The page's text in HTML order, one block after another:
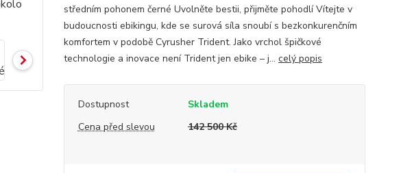
středním pohonem černé Uvolněte bestii, přijměte pohodlí Vítejte v
budoucnosti ebikingu, kde se surová síla snoubí s bezkonkurenčním
komfortem v podobě Cyrusher Trident. Jako vrchol špičkové
technologie a inovace není Trident jen ebike – j... celý popis
Dostupnost
Skladem
Cena před slevou
142 500 Kč